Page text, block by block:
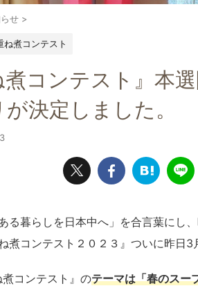
せ >
ね煮コンテスト
煮コンテスト』本
決定しました。
る暮らしを日本中へ」を合言葉にし
煮コンテスト２０２３』ついに昨日3
コンテスト』のテーマは「春のスー